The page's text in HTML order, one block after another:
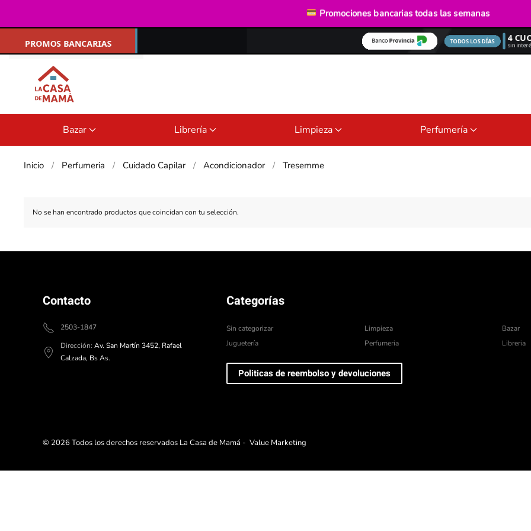
Bazar Librería Limpieza Perfumería
Inicio Perfumeria Cuidado Capilar Acondicionador Tresemme
No se han encontrado productos que coincidan con tu selección.
Contacto
2503-1847
Dirección: Av. San Martín 3452, Rafael
Calzada, Bs As.
Categorías
Sin categorizar
Juguetería
Limpieza
Perfumeria
Bazar
Libreria
Politicas de reembolso y devoluciones
© 2026 Todos los derechos reservados La Casa de Mamá - Value Marketing
Promociones bancariastodas las semanas